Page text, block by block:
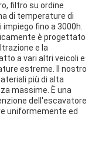
filtro su ordine
di temperature di
fino a 3000h.
è progettato
e la
a vari altri veicoli e
estreme. Il nostro
più di alta
massime. È una
dell'escavatore
uniformemente ed